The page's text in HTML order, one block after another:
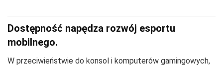
Dostępność napędza rozwój esportu
mobilnego.
W przeciwieństwie do konsol i komputerów gamingowych,